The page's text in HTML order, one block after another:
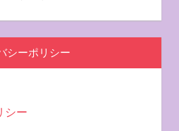
シーポリシー
シー